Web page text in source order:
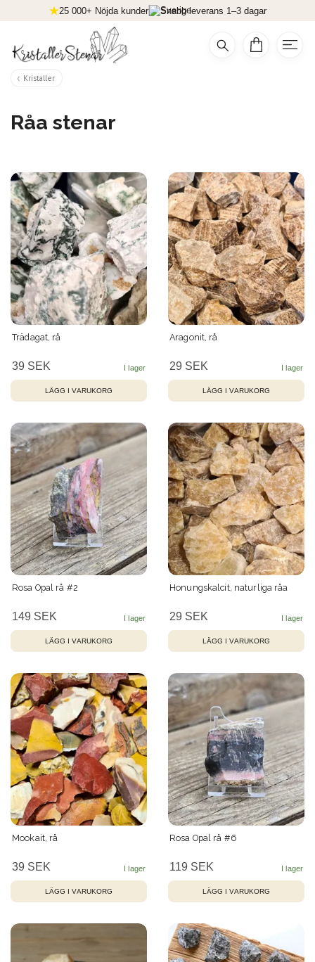
25 000+ Nöjda kunder Snabb leverans 1–3 dagar
Kristaller
Råa stenar
Trädagat, rå
39 SEK
Aragonit, rå
29 SEK
Rosa Opal rå #2
149 SEK
Honungskalcit, naturliga råa
29 SEK
Mookait, rå
39 SEK
Rosa Opal rå #6
119 SEK